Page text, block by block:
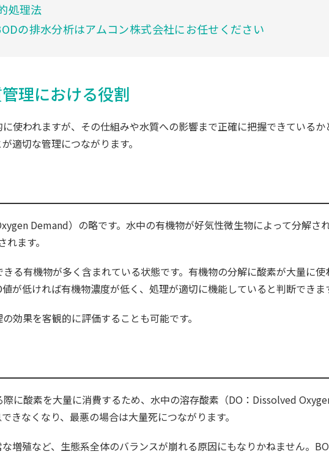
処理法
の排水分析はアムコン株式会社にお任せください
理における役割
使われますが、その仕組みや水質への影響まで正確に把握できている
適切な管理につながります。
Demand）の略です。水中の有機物が好気性微生物によって分解さ
ます。
る有機物が多く含まれている状態です。有機物の分解に酸素が大量に
が低ければ有機物濃度が低く、処理が適切に機能していると判断できま
効果を客観的に評価することも可能です。
に酸素を大量に消費するため、水中の溶存酸素（DO：Dissolved
きなくなり、最悪の場合は大量死につながります。
増殖など、生態系全体のバランスが崩れる原因にもなりかねません。